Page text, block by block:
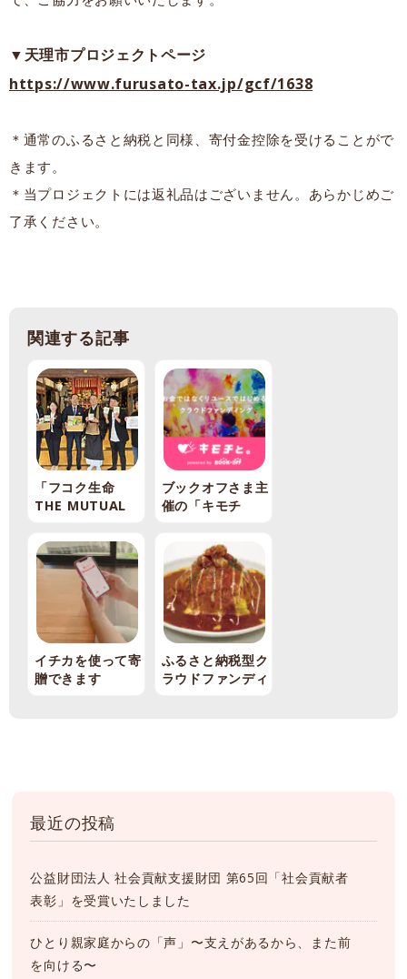
▼天理市プロジェクトページ
https://www.furusato-tax.jp/gcf/1638
＊通常のふるさと納税と同様、寄付金控除を受けることがで
きます。
＊当プロジェクトには返礼品はございません。あらかじめご
了承ください。
関連する記事
「フコク生命
THE MUTUAL
選ばれました
ブックオフさま主
催の「キモチ
イチカを使って寄
贈できます
ふるさと納税型ク
ラウドファンディ
最近の投稿
公益財団法人 社会貢献支援財団 第65回「社会貢献者
表彰」を受賞いたしました
ひとり親家庭からの「声」〜支えがあるから、また前
を向ける〜